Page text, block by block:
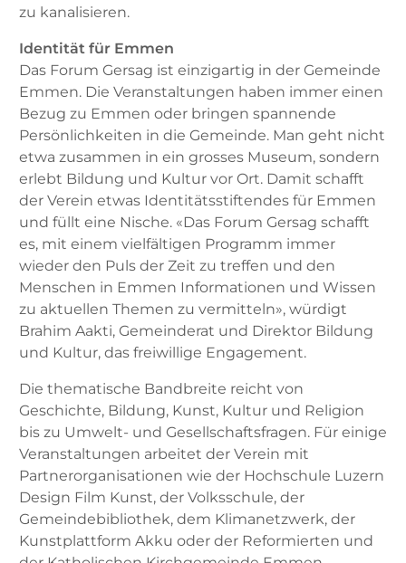
zu kanalisieren.
Identität für Emmen
Das Forum Gersag ist einzigartig in der Gemeinde
Emmen. Die Veranstaltungen haben immer einen
Bezug zu Emmen oder bringen spannende
Persönlichkeiten in die Gemeinde. Man geht nicht
etwa zusammen in ein grosses Museum, sondern
erlebt Bildung und Kultur vor Ort. Damit schafft
der Verein etwas Identitätsstiftendes für Emmen
und füllt eine Nische. «Das Forum Gersag schafft
es, mit einem vielfältigen Programm immer
wieder den Puls der Zeit zu treffen und den
Menschen in Emmen Informationen und Wissen
zu aktuellen Themen zu vermitteln», würdigt
Brahim Aakti, Gemeinderat und Direktor Bildung
und Kultur, das freiwillige Engagement.
Die thematische Bandbreite reicht von
Geschichte, Bildung, Kunst, Kultur und Religion
bis zu Umwelt- und Gesellschaftsfragen. Für einige
Veranstaltungen arbeitet der Verein mit
Partnerorganisationen wie der Hochschule Luzern
Design Film Kunst, der Volksschule, der
Gemeindebibliothek, dem Klimanetzwerk, der
Kunstplattform Akku oder der Reformierten und